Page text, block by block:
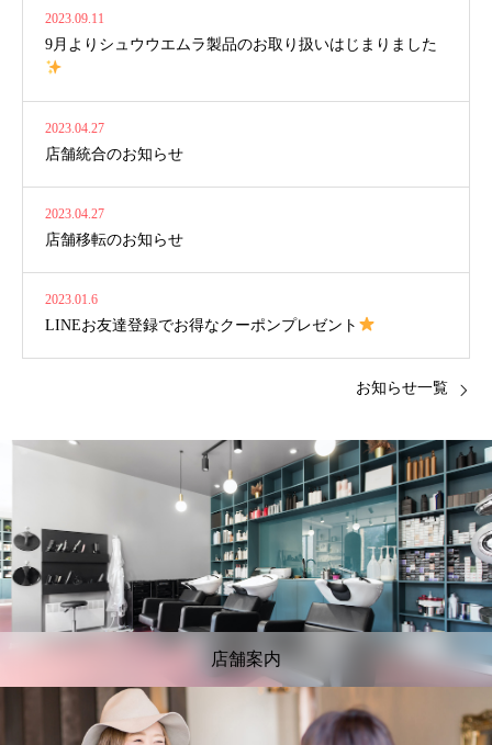
2023.09.11
9月よりシュウウエムラ製品のお取り扱いはじまりました
2023.04.27
店舗統合のお知らせ
2023.04.27
店舗移転のお知らせ
2023.01.6
LINEお友達登録でお得なクーポンプレゼント
お知らせ一覧
店舗案内